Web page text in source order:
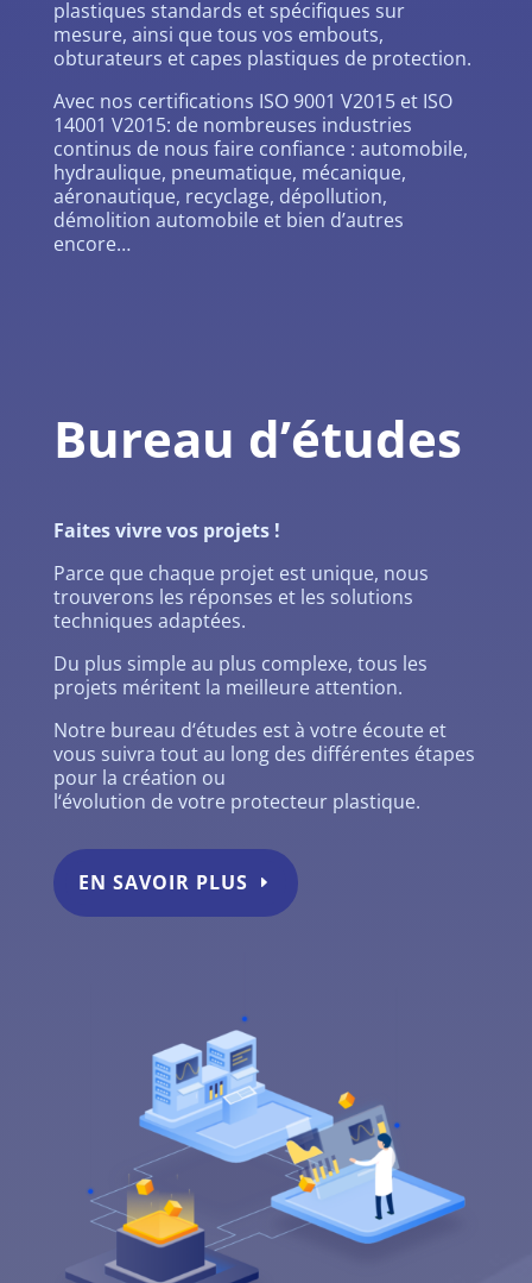
plastiques standards et spécifiques sur
mesure, ainsi que tous vos embouts,
obturateurs et capes plastiques de protection.
Avec nos certifications ISO 9001 V2015 et ISO
14001 V2015: de nombreuses industries
continus de nous faire confiance : automobile,
hydraulique, pneumatique, mécanique,
aéronautique, recyclage, dépollution,
démolition automobile et bien d’autres
encore…
Bureau d’études
Faites vivre vos projets !
Parce que chaque projet est unique, nous
trouverons les réponses et les solutions
techniques adaptées.
Du plus simple au plus complexe, tous les
projets méritent la meilleure attention.
Notre bureau d‘études est à votre écoute et
vous suivra tout au long des différentes étapes
pour la création ou
l‘évolution de votre protecteur plastique.
EN SAVOIR PLUS